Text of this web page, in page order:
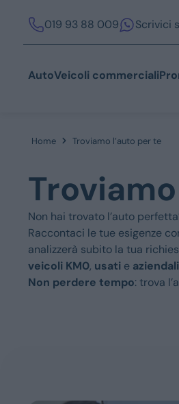
019 93 88 009 Scrivici
AutoVeicoli commerciali
Azienda
Home Troviamo l’auto per te
Non hai trovato l’auto
Raccontaci le tue esigenze
analizzerà subito la tua
veicoli KM0, usati e aziendali
Non perdere tempo: trova